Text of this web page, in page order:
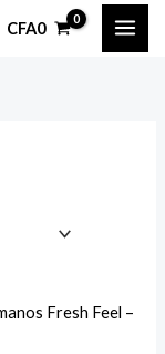
CFA0
Fresh Feel –